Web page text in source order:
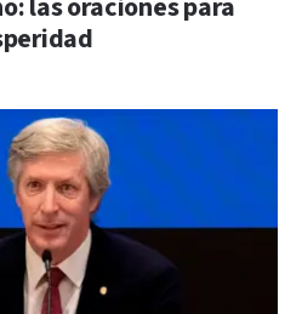
las oraciones para